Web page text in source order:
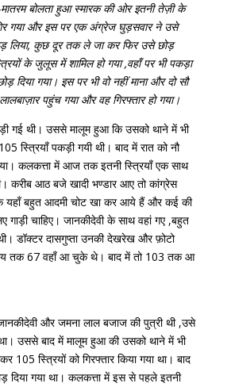
बोलता हुआ स्मारक की ओर इतनी तेज़ी के
गया और इस पर एक अंग्रेज घुड़सवार ने उसे
लिया, कुछ दूर तक ले जा कर फिर उसे छोड़
के जुलूस में शामिल हो गया ,वहाँ पर भी पकड़ा
दिया गया। इस पर भी वो नहीं माना और दो सौ
पहुंच गया और वह गिरफ्तार हो गया।
गई थी। उससे मालूम हुआ कि उसको थाने में भी
स्त्रियाँ पकड़ी गयी थी। बाद में रात को नौ
कलकत्ता में आज तक इतनी स्त्रियाँ एक साथ
करीब आठ बजे खादी भण्डार आए तो कांग्रेस
यहाँ बहुत आदमी चोट खा कर आये हैं और कई की
गाड़ी चाहिए। जानकीदेवी के साथ वहां गए ,बहुत
डॉक्टर दासगुप्ता उनकी देखरेख और फ़ोटो
तक 67 वहाँ आ चुके थे। बाद में तो 103 तक आ
और जमना लाल बजाज की पुत्री थी ,उसे
था। उससे बाद में मालूम हुआ की उसको थाने में भी
105 स्त्रियों को गिरफ्तार किया गया था। बाद
दिया गया था। कलकत्ता में इस से पहले इतनी